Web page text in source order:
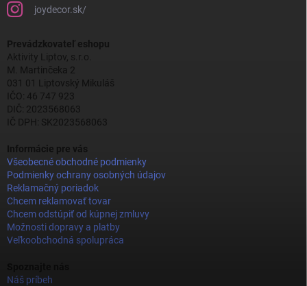
joydecor.sk/
Prevádzkovateľ eshopu
Aktivity Liptov, s.r.o.
M. Martinčeka 2
031 01 Liptovský Mikuláš
IČO: 46 747 923
DIČ: 2023568063
IČ DPH: SK2023568063
Informácie pre vás
Všeobecné obchodné podmienky
Podmienky ochrany osobných údajov
Reklamačný poriadok
Chcem reklamovať tovar
Chcem odstúpiť od kúpnej zmluvy
Možnosti dopravy a platby
Veľkoobchodná spolupráca
Náš príbeh